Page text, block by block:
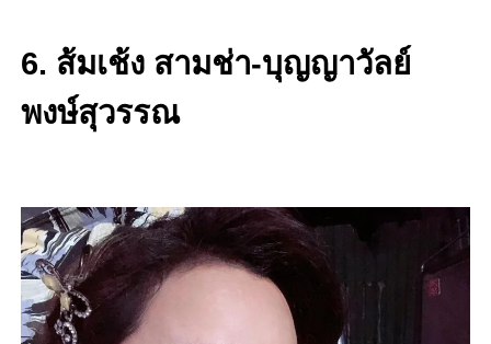
6. ส้มเช้ง สามช่า-บุญญาวัลย์
พงษ์สุวรรณ